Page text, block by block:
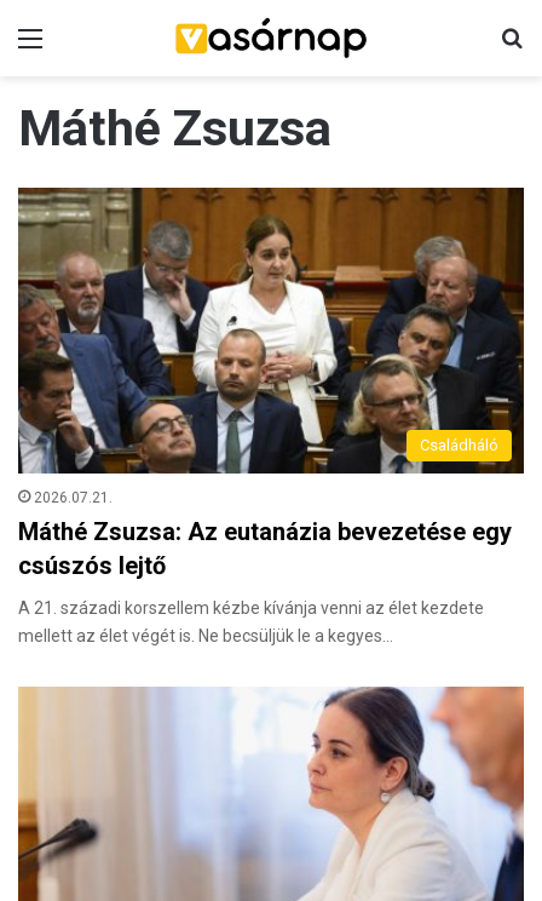
Máthé Zsuzsa
Családháló
2026.07.21.
Máthé Zsuzsa: Az eutanázia bevezetése egy
csúszós lejtő
A 21. századi korszellem kézbe kívánja venni az élet kezdete
mellett az élet végét is. Ne becsüljük le a kegyes…